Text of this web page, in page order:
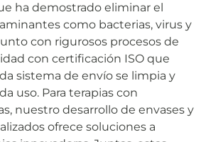
ha demostrado eliminar el
como bacterias, virus y
con rigurosos procesos de
con certificación ISO que
sistema de envío se limpia y
uso. Para terapias con
nuestro desarrollo de envases y
ofrece soluciones a